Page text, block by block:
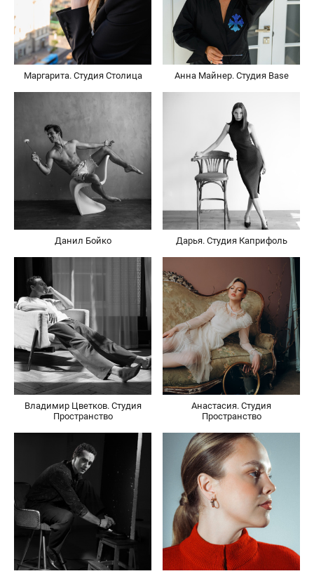
Маргарита. Студия Столица Анна Майнер. Студия Base
Данил Бойко Дарья. Студия Каприфоль
Владимир Цветков. Студия
Пространство
Анастасия. Студия
Пространство